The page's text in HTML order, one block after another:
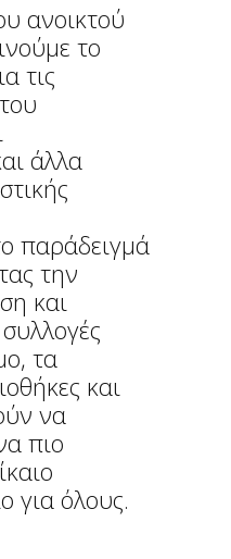
ανοικτού
το
τις
άλλα
παράδειγμά
την
και
τα
και
να
πιο
για όλους.